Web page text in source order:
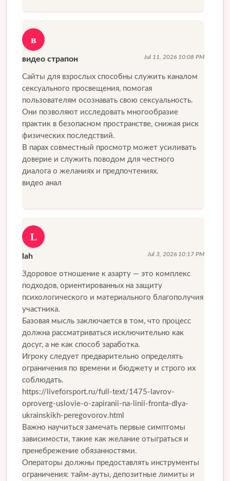
в
видео страпон Jul 11, 2026 10:08 PM
Сайты для взрослых способны служить каналом
сексуального просвещения, помогая
пользователям осознавать свою сексуальность.
Они позволяют исследовать многообразие
практик в безопасном пространстве, снижая риск
физических последствий.
В парах совместный просмотр может усиливать
доверие и служить поводом для честного
диалога о желаниях и предпочтениях.
видео анал
L
lah Jul 3, 2026 10:17 PM
Здоровое отношение к азарту — это комплекс
подходов, ориентированных на защиту
психологического и материального благополучия
участника.
Базовая мысль заключается в том, что процесс
должна рассматриваться исключительно как
досуг, а не как способ заработка.
Игроку следует предварительно определять
ограничения по времени и бюджету и строго их
соблюдать.
https://liveforsport.ru/full-text/1475-lavrov-
oproverg-uslovie-o-zapiranii-na-linii-fronta-dlya-
ukrainskikh-peregovorov.html
Важно научиться замечать первые симптомы
зависимости, такие как желание отыграться и
пренебрежение обязанностями.
Операторы должны предоставлять инструменты
ограничения: тайм-ауты, депозитные лимиты и